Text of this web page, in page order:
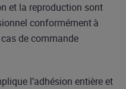
et la reproduction sont
conformément à
de commande
l’adhésion entière et